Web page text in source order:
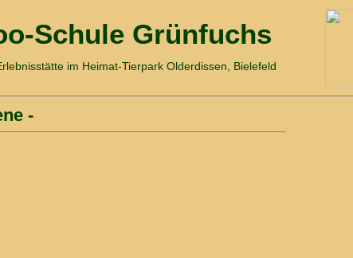
Schule Grünfuchs
im Heimat-Tierpark Olderdissen, Bielefeld
-